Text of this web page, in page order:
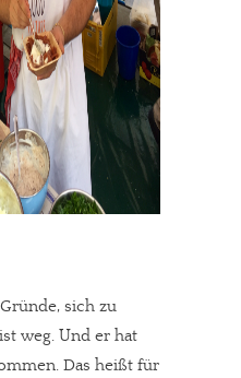
Arbeit?
durch Partnerprofile und
sind in den letzten Monaten
sich zu
weg. Und er hat
Das heißt für